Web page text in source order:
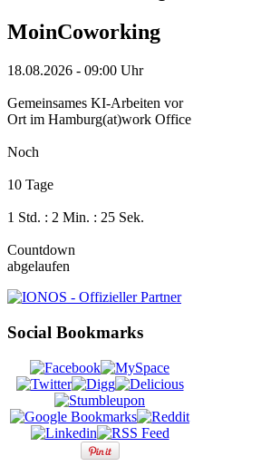
MoinCoworking
18.08.2026 - 09:00 Uhr
Gemeinsames KI-Arbeiten vor
Ort im Hamburg(at)work Office
Noch
10 Tage
1 Std. : 2 Min. : 25 Sek.
Countdown
abgelaufen
Social Bookmarks